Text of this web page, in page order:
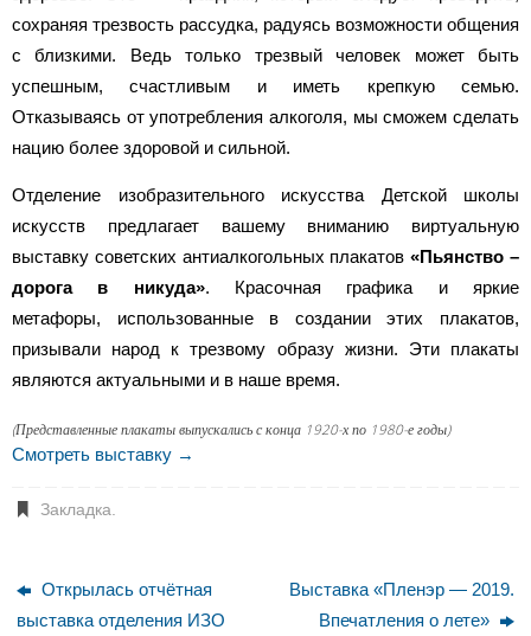
сохраняя трезвость рассудка, радуясь возможности общения
с близкими. Ведь только трезвый человек может быть
успешным, счастливым и иметь крепкую семью.
Отказываясь от употребления алкоголя, мы сможем сделать
нацию более здоровой и сильной.
Отделение изобразительного искусства Детской школы
искусств предлагает вашему вниманию виртуальную
выставку советских антиалкогольных плакатов«Пьянство –
дорога в никуда». Красочная графика и яркие
метафоры, использованные в создании этих плакатов,
призывали народ к трезвому образу жизни. Эти плакаты
являются актуальными и в наше время.
(Представленные плакаты выпускались с конца 1920-х по 1980-е годы)
Смотреть выставку →
Закладка.
Открылась отчётная
выставка отделения ИЗО
Выставка «Пленэр — 2019.
Впечатления о лете»